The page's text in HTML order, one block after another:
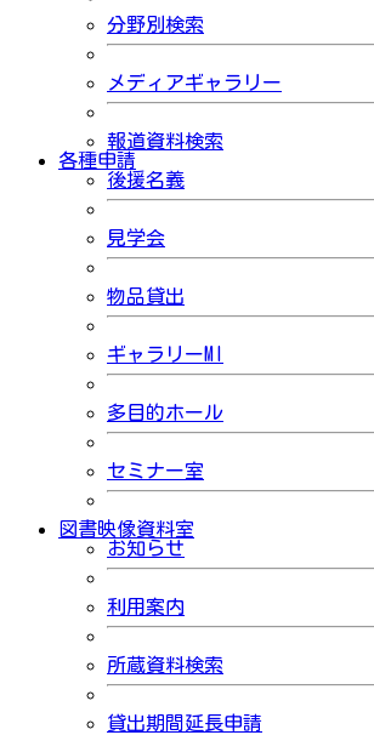
分野別検索
メディアギャラリー
報道資料検索
各種申請
後援名義
見学会
物品貸出
ギャラリーMI
多目的ホール
セミナー室
図書映像資料室
お知らせ
利用案内
所蔵資料検索
貸出期間延長申請